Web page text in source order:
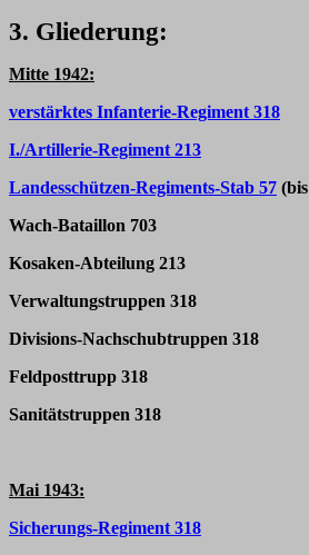
3. Gliederung:
Mitte 1942:
verstärktes Infanterie-Regiment 318
I./Artillerie-Regiment 213
Landesschützen-Regiments-Stab 57
Wach-Bataillon 703
Kosaken-Abteilung 213
Verwaltungstruppen 318
Divisions-Nachschubtruppen 318
Feldposttrupp 318
Sanitätstruppen 318
Mai 1943:
Sicherungs-Regiment 318